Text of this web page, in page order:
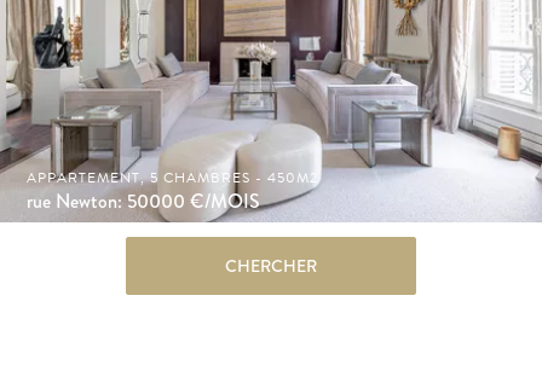
APPARTEMENT, 5 CHAMBRES - 450M2
rue Newton: 50000€/MOIS
CHERCHER